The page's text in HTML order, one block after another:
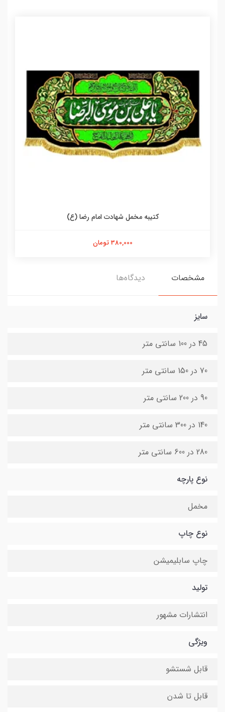
کتیبه مخمل شهادت امام رضا (ع)
380,000 تومان
مشخصات دیدگاه‌ها
سایز
45 در 100 سانتی متر
70 در 150 سانتی متر
90 در 200 سانتی متر
140 در 300 سانتی متر
280 در 600 سانتی متر
نوع پارچه
مخمل
نوع چاپ
چاپ سابلیمیشن
تولید
انتشارات مشهور
ویژگی
قابل شستشو
قابل تا شدن